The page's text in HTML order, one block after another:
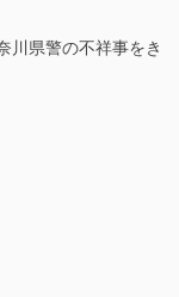
県警の不祥事をき